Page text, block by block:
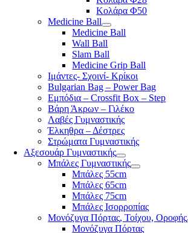
Κολάρα Φ50
Medicine Ball
Medicine Ball
Wall Ball
Slam Ball
Medicine Grip Ball
Ιμάντες- Σχοινί- Κρίκοι
Bulgarian Bag – Power Bag
Εμπόδια – Crossfit Box – Step
Βάρη Άκρων – Γιλέκο
Λαβές Γυμναστικής
Έλκηθρα – Δέστρες
Στρώματα Γυμναστικής
Αξεσουάρ Γυμναστικής
Μπάλες Γυμναστικής
Μπάλες 55cm
Μπάλες 65cm
Μπάλες 75cm
Μπάλες Ισορροπίας
Μονόζυγα Πόρτας, Τοίχου, Οροφής
Μονόζυγα Πόρτας